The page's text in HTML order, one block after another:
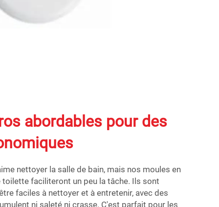
abordables pour des
nettoyer la salle de bain, mais nos moules en
faciliteront un peu la tâche. Ils sont
faciles à nettoyer et à entretenir, avec des
ni saleté ni crasse. C'est parfait pour les